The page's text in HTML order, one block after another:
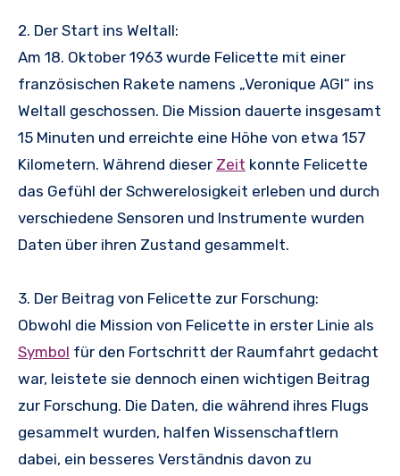
2. Der Start ins Weltall:
Am 18. Oktober 1963 wurde Felicette mit einer
französischen Rakete namens „Veronique AGI“ ins
Weltall geschossen. Die Mission dauerte insgesamt
15 Minuten und erreichte eine Höhe von etwa 157
Kilometern. Während dieser Zeit konnte Felicette
das Gefühl der Schwerelosigkeit erleben und durch
verschiedene Sensoren und Instrumente wurden
Daten über ihren Zustand gesammelt.
3. Der Beitrag von Felicette zur Forschung:
Obwohl die Mission von Felicette in erster Linie als
Symbol für den Fortschritt der Raumfahrt gedacht
war, leistete sie dennoch einen wichtigen Beitrag
zur Forschung. Die Daten, die während ihres Flugs
gesammelt wurden, halfen Wissenschaftlern
dabei, ein besseres Verständnis davon zu